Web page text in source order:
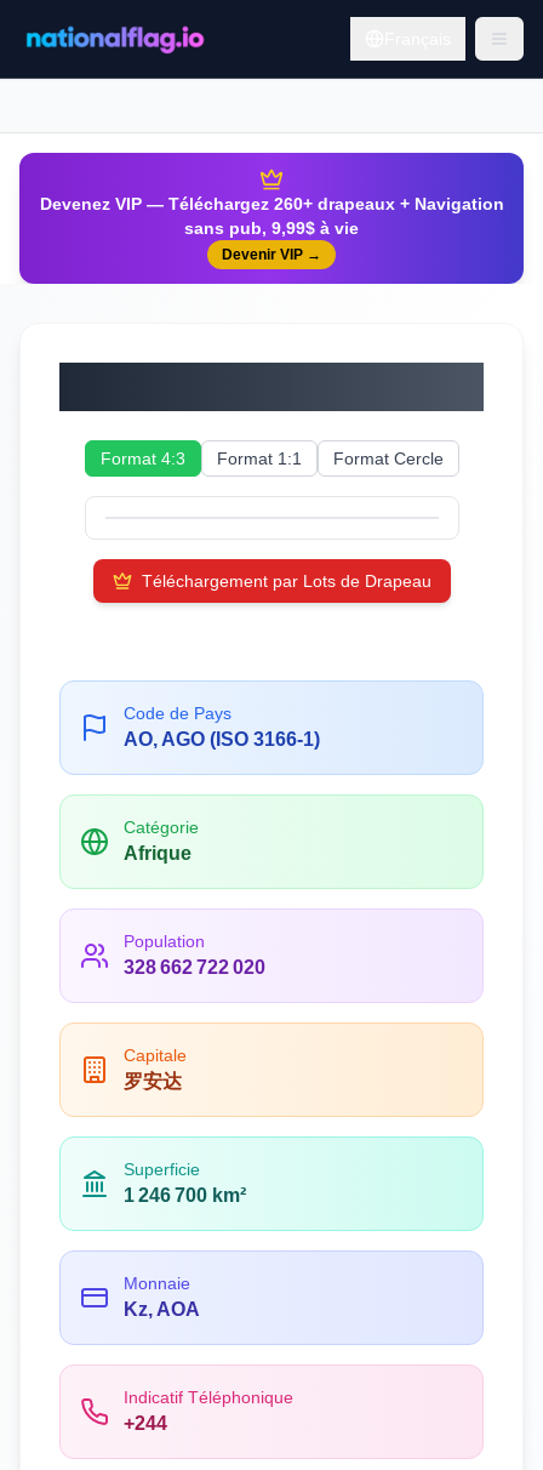
Devenez VIP — Téléchargez 260+ drapeaux + Navigation
sans pub, 9,99$ à vie
Devenir VIP →
Format 4:3 Format 1:1 Format Cercle
Téléchargement par Lots de Drapeau
Code de Pays
AO, AGO (ISO 3166-1)
Catégorie
Afrique
Population
328 662 722 020
Capitale
罗安达
Superficie
1 246 700 km²
Monnaie
Kz, AOA
Indicatif Téléphonique
+244